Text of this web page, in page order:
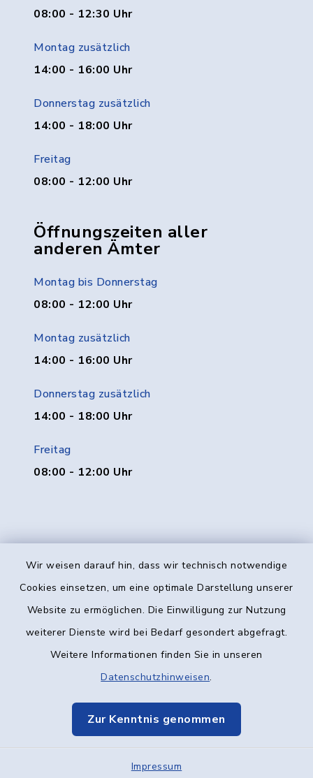
Wir weisen darauf hin, dass wir technisch notwendige
Cookies einsetzen, um eine optimale Darstellung unserer
Website zu ermöglichen. Die Einwilligung zur Nutzung
weiterer Dienste wird bei Bedarf gesondert abgefragt.
Weitere Informationen finden Sie in unseren
Datenschutzhinweisen.
Zur Kenntnis genommen
Impressum
08:00 - 12:30 Uhr
Montag zusätzlich
14:00 - 16:00 Uhr
Donnerstag zusätzlich
14:00 - 18:00 Uhr
Freitag
08:00 - 12:00 Uhr
Öffnungszeiten aller
anderen Ämter
Montag bis Donnerstag
08:00 - 12:00 Uhr
Montag zusätzlich
14:00 - 16:00 Uhr
Donnerstag zusätzlich
14:00 - 18:00 Uhr
Freitag
08:00 - 12:00 Uhr
Kontakt
Datenschutz
Elektronische Kommunikation
Sitemap